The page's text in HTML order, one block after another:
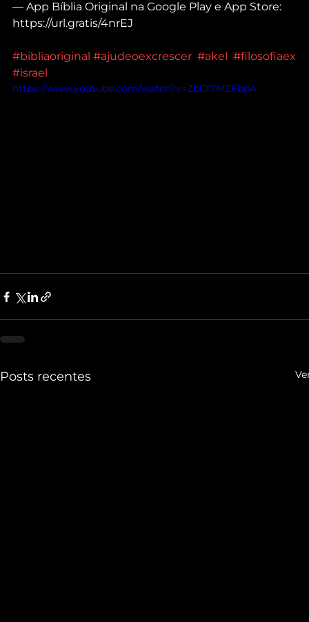
— App Bíblia Original na Google Play e App Store:
https://url.gratis/4nrEJ
#bibliaoriginal #ajudeoexcrescer #akel #filosofiaex
#israel
https://www.youtube.com/watch?v=ZbCf7MZFbpA
Posts recentes